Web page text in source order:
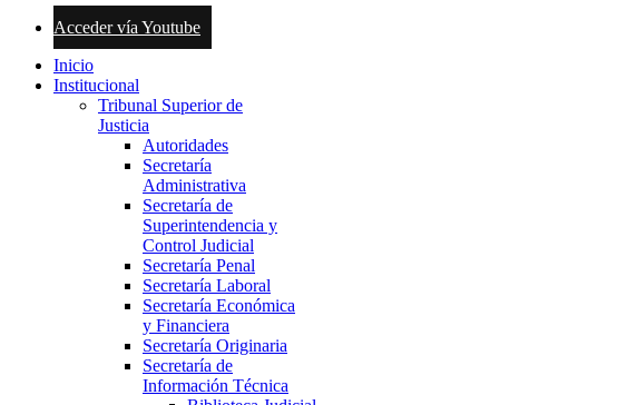
Acceder vía Youtube
Inicio
Institucional
Tribunal Superior de
Justicia
Autoridades
Secretaría
Administrativa
Secretaría de
Superintendencia y
Control Judicial
Secretaría Penal
Secretaría Laboral
Secretaría Económica
y Financiera
Secretaría Originaria
Secretaría de
Información Técnica